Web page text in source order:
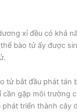
xỉ đều có khả
bào tử ấy được
tử bắt đầu phát tán
cần gặp môi trường
phát triển thành cây